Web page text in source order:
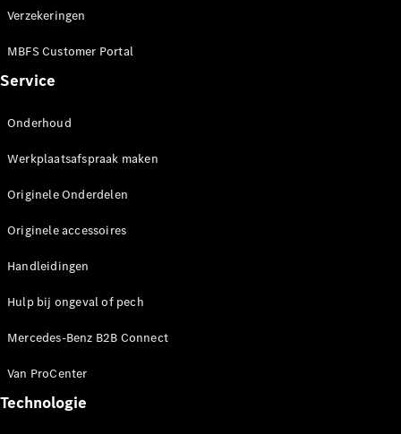
Mercedes-
eCitan
Bestelwagen
Configurator
Benz Store
EQV
Verzekeringen
MBFS Customer Portal
Service
Onderhoud
Werkplaatsafspraak maken
Originele Onderdelen
Originele accessoires
Handleidingen
Hulp bij ongeval of pech
Mercedes-Benz B2B Connect
Van ProCenter
Technologie